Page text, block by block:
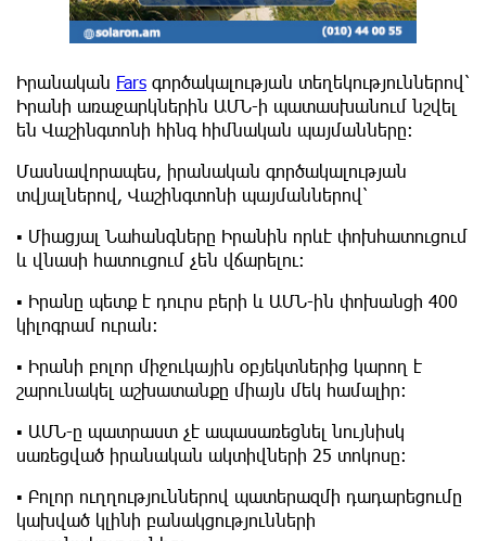
Իրանական Fars գործակալության տեղեկություններով՝
Իրանի առաջարկներին ԱՄՆ-ի պատասխանում նշվել
են Վաշինգտոնի հինգ հիմնական պայմանները։
Մասնավորապես, իրանական գործակալության
տվյալներով, Վաշինգտոնի պայմաններով՝
▪️ Միացյալ Նահանգները Իրանին որևէ փոխհատուցում
և վնասի հատուցում չեն վճարելու։
▪️ Իրանը պետք է դուրս բերի և ԱՄՆ-ին փոխանցի 400
կիլոգրամ ուրան։
▪️ Իրանի բոլոր միջուկային օբյեկտներից կարող է
շարունակել աշխատանքը միայն մեկ համալիր։
▪️ ԱՄՆ-ը պատրաստ չէ ապասառեցնել նույնիսկ
սառեցված իրանական ակտիվների 25 տոկոսը։
▪️ Բոլոր ուղղություններով պատերազմի դադարեցումը
կախված կլինի բանակցությունների